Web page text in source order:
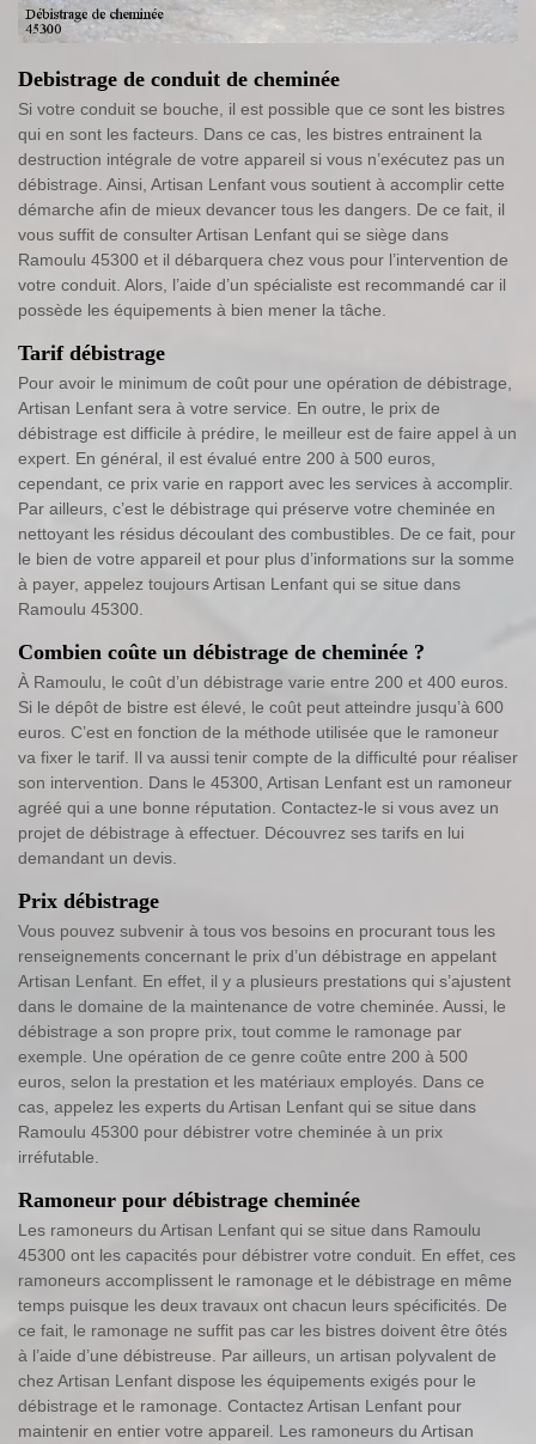
Debistrage de conduit de cheminée
Si votre conduit se bouche, il est possible que ce sont les bistres
qui en sont les facteurs. Dans ce cas, les bistres entrainent la
destruction intégrale de votre appareil si vous n’exécutez pas un
débistrage. Ainsi, Artisan Lenfant vous soutient à accomplir cette
démarche afin de mieux devancer tous les dangers. De ce fait, il
vous suffit de consulter Artisan Lenfant qui se siège dans
Ramoulu 45300 et il débarquera chez vous pour l’intervention de
votre conduit. Alors, l’aide d’un spécialiste est recommandé car il
possède les équipements à bien mener la tâche.
Tarif débistrage
Pour avoir le minimum de coût pour une opération de débistrage,
Artisan Lenfant sera à votre service. En outre, le prix de
débistrage est difficile à prédire, le meilleur est de faire appel à un
expert. En général, il est évalué entre 200 à 500 euros,
cependant, ce prix varie en rapport avec les services à accomplir.
Par ailleurs, c’est le débistrage qui préserve votre cheminée en
nettoyant les résidus découlant des combustibles. De ce fait, pour
le bien de votre appareil et pour plus d’informations sur la somme
à payer, appelez toujours Artisan Lenfant qui se situe dans
Ramoulu 45300.
Combien coûte un débistrage de cheminée ?
À Ramoulu, le coût d’un débistrage varie entre 200 et 400 euros.
Si le dépôt de bistre est élevé, le coût peut atteindre jusqu’à 600
euros. C’est en fonction de la méthode utilisée que le ramoneur
va fixer le tarif. Il va aussi tenir compte de la difficulté pour réaliser
son intervention. Dans le 45300, Artisan Lenfant est un ramoneur
agréé qui a une bonne réputation. Contactez-le si vous avez un
projet de débistrage à effectuer. Découvrez ses tarifs en lui
demandant un devis.
Prix débistrage
Vous pouvez subvenir à tous vos besoins en procurant tous les
renseignements concernant le prix d’un débistrage en appelant
Artisan Lenfant. En effet, il y a plusieurs prestations qui s’ajustent
dans le domaine de la maintenance de votre cheminée. Aussi, le
débistrage a son propre prix, tout comme le ramonage par
exemple. Une opération de ce genre coûte entre 200 à 500
euros, selon la prestation et les matériaux employés. Dans ce
cas, appelez les experts du Artisan Lenfant qui se situe dans
Ramoulu 45300 pour débistrer votre cheminée à un prix
irréfutable.
Ramoneur pour débistrage cheminée
Les ramoneurs du Artisan Lenfant qui se situe dans Ramoulu
45300 ont les capacités pour débistrer votre conduit. En effet, ces
ramoneurs accomplissent le ramonage et le débistrage en même
temps puisque les deux travaux ont chacun leurs spécificités. De
ce fait, le ramonage ne suffit pas car les bistres doivent être ôtés
à l’aide d’une débistreuse. Par ailleurs, un artisan polyvalent de
chez Artisan Lenfant dispose les équipements exigés pour le
débistrage et le ramonage. Contactez Artisan Lenfant pour
maintenir en entier votre appareil. Les ramoneurs du Artisan